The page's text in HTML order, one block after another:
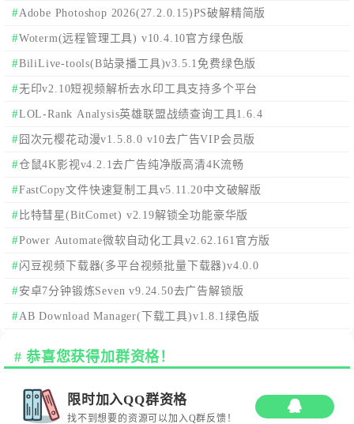
Adobe Photoshop 2026(27.2.0.15)PS破解精简版
Woterm(远程管理工具) v10.4.10官方绿色版
BiliLive-tools(B站录播工具)v3.5.1免费绿色版
无印v2.10短视频解析去水印工具支持多个平台
LOL-Rank Analysis英雄联盟战绩查询工具1.6.4
囧次元樱花动漫v1.5.8.0 v10去广告VIP会员版
仓鼠4K影视v4.2.1去广告纯净版高清4K流畅
FastCopy文件快速复制工具v5.11.20中文破解版
比特彗星(BitComet) v2.19解锁全功能豪华版
Power Automate微软自动化工具v2.62.161官方版
闪豆视频下载器(多平台视频批量下载器)v4.0.0
安卓7分钟锻炼Seven v9.24.50去广告解锁版
AB Download Manager(下载工具)v1.8.1绿色版
恭喜您获得加群资格！
限时加入QQ群资格
找不到想要的资源可以加入Q群反馈！